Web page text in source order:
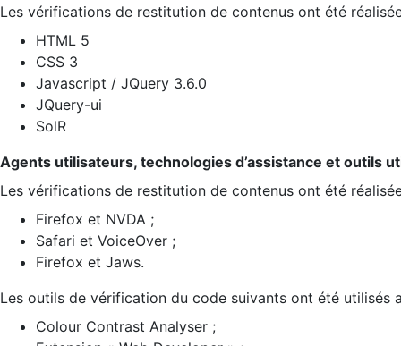
Les vérifications de restitution de contenus ont été
HTML 5
CSS 3
Javascript / JQuery 3.6.0
JQuery-ui
SolR
Agents utilisateurs, technologies d’assistance et outils
Les vérifications de restitution de contenus ont été
Firefox et NVDA ;
Safari et VoiceOver ;
Firefox et Jaws.
Les outils de vérification du code suivants ont été utilisés
Colour Contrast Analyser ;